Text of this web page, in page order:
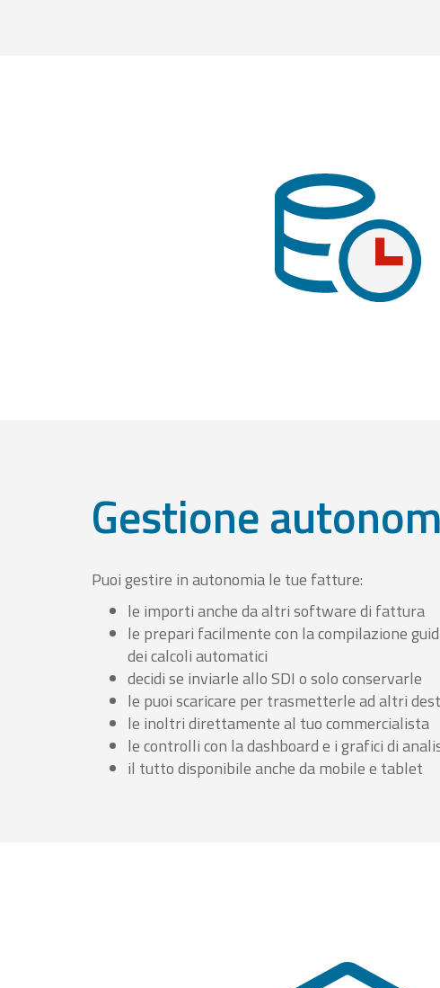
Gestione
Puoi gestire in autonomia le tue fatture:
le importi anche da altri software di fattura
le prepari facilmente con la compilazione
dei calcoli automatici
decidi se inviarle allo SDI o solo conservarle
le puoi scaricare per trasmetterle ad altri
le inoltri direttamente al tuo commercialista
le controlli con la dashboard e i grafici di
il tutto disponibile anche da mobile e tablet